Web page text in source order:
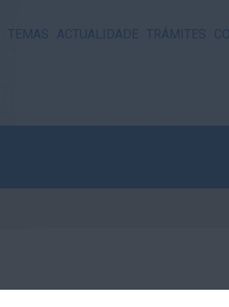
TEMAS ACTUALIDADE TRÁMITES